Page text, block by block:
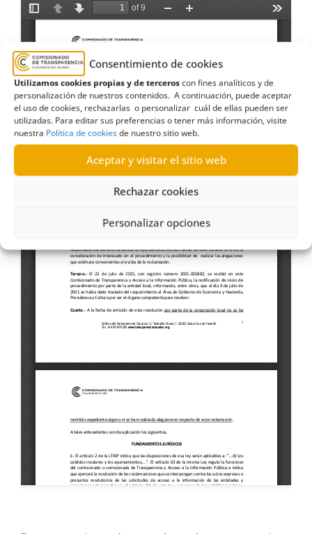
Consentimiento de cookies
Utilizamos cookies propias y de terceroscon fines analíticos y de
personalización de nuestros contenidos. A continuación, puede aceptar
el uso de cookies, rechazarlas o personalizar cuál de ellas pueden ser
utilizadas. Para editar sus preferencias o tener más información, visite
nuestra Política de cookiesde nuestro sitio web.
Aceptar y visitar el sitio web
Rechazar cookies
Personalizar opciones